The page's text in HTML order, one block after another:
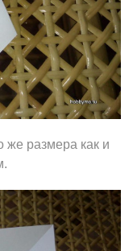
же размера как и